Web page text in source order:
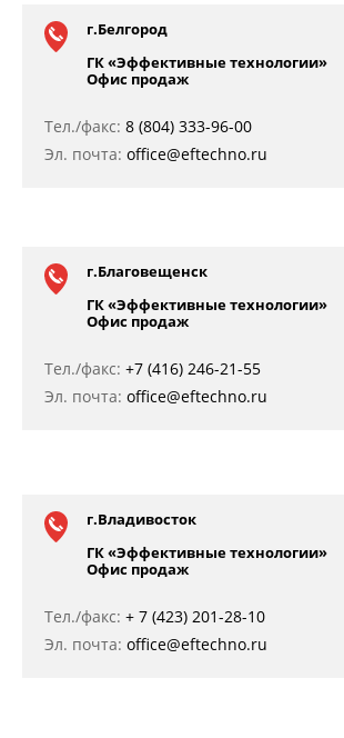
г.Белгород
ГК «Эффективные технологии»
Офис продаж
Тел./факс: 8 (804) 333-96-00
Эл. почта: office@eftechno.ru
г.Благовещенск
ГК «Эффективные технологии»
Офис продаж
Тел./факс: +7 (416) 246-21-55
Эл. почта: office@eftechno.ru
г.Владивосток
ГК «Эффективные технологии»
Офис продаж
Тел./факс: + 7 (423) 201-28-10
Эл. почта: office@eftechno.ru